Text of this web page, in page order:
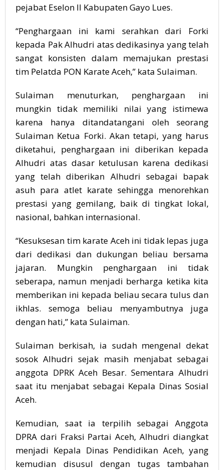
pejabat Eselon II Kabupaten Gayo Lues.
“Penghargaan ini kami serahkan dari Forki
kepada Pak Alhudri atas dedikasinya yang telah
sangat konsisten dalam memajukan prestasi
tim Pelatda PON Karate Aceh,” kata Sulaiman.
Sulaiman menuturkan, penghargaan ini
mungkin tidak memiliki nilai yang istimewa
karena hanya ditandatangani oleh seorang
Sulaiman Ketua Forki. Akan tetapi, yang harus
diketahui, penghargaan ini diberikan kepada
Alhudri atas dasar ketulusan karena dedikasi
yang telah diberikan Alhudri sebagai bapak
asuh para atlet karate sehingga menorehkan
prestasi yang gemilang, baik di tingkat lokal,
nasional, bahkan internasional.
“Kesuksesan tim karate Aceh ini tidak lepas juga
dari dedikasi dan dukungan beliau bersama
jajaran. Mungkin penghargaan ini tidak
seberapa, namun menjadi berharga ketika kita
memberikan ini kepada beliau secara tulus dan
ikhlas. semoga beliau menyambutnya juga
dengan hati,” kata Sulaiman.
Sulaiman berkisah, ia sudah mengenal dekat
sosok Alhudri sejak masih menjabat sebagai
anggota DPRK Aceh Besar. Sementara Alhudri
saat itu menjabat sebagai Kepala Dinas Sosial
Aceh.
Kemudian, saat ia terpilih sebagai Anggota
DPRA dari Fraksi Partai Aceh, Alhudri diangkat
menjadi Kepala Dinas Pendidikan Aceh, yang
kemudian disusul dengan tugas tambahan